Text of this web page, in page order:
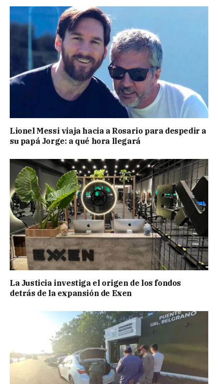
Lionel Messi viaja hacia a Rosario para despedir a
su papá Jorge: a qué hora llegará
La Justicia investiga el origen de los fondos
detrás de la expansión de Exen